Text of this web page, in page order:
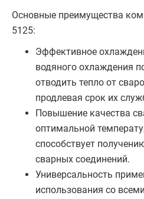
Основные преимущества
5125:
Эффективное
водяного охлаждения
отводить тепло от
продлевая срок их
Повышение качества
оптимальной
способствует
сварных соединений.
Универсальность
использования со